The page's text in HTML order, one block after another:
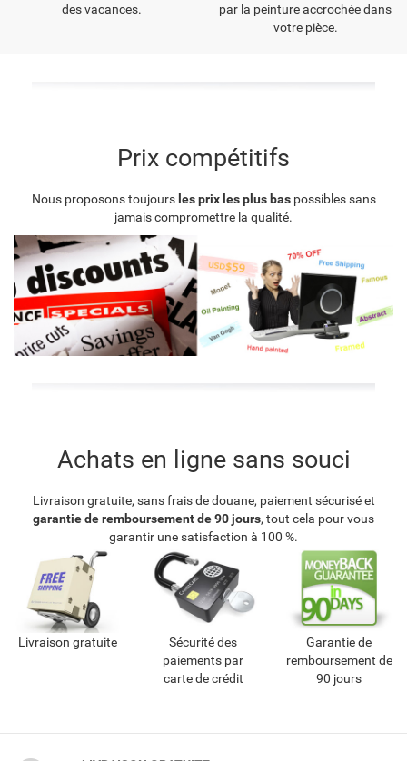
des vacances.
par la peinture accrochée dans
votre pièce.
Prix compétitifs
Nous proposons toujours les prix les plus baspossibles sans
jamais compromettre la qualité.
Achats en ligne sans souci
Livraison gratuite, sans frais de douane, paiement sécurisé et
garantie de remboursement de 90 jours, tout cela pour vous
garantir une satisfaction à 100 %.
Livraison gratuite
Sécurité des
paiements par
carte de crédit
Garantie de
remboursement de
90 jours